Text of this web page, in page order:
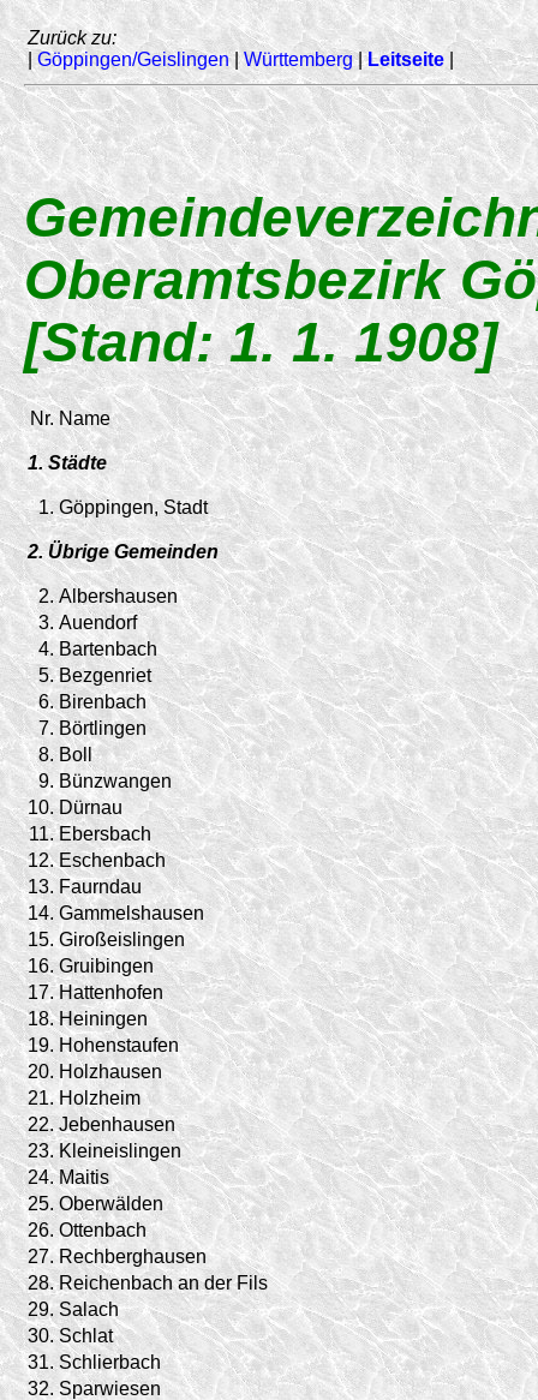
Zurück zu:
| Göppingen/Geislingen|Württemberg|Leitseite
Oberamtsbezirk
[Stand: 1. 1. 1908]
Nr. Name
1. Städte
1. Göppingen, Stadt
2. Übrige Gemeinden
2. Albershausen
3. Auendorf
4. Bartenbach
5. Bezgenriet
6. Birenbach
7. Börtlingen
8. Boll
9. Bünzwangen
10. Dürnau
11. Ebersbach
12. Eschenbach
13. Faurndau
14. Gammelshausen
15. Giroßeislingen
16. Gruibingen
17. Hattenhofen
18. Heiningen
19. Hohenstaufen
20. Holzhausen
21. Holzheim
22. Jebenhausen
23. Kleineislingen
24. Maitis
25. Oberwälden
26. Ottenbach
27. Rechberghausen
28. Reichenbach an der Fils
29. Salach
30. Schlat
31. Schlierbach
32. Sparwiesen